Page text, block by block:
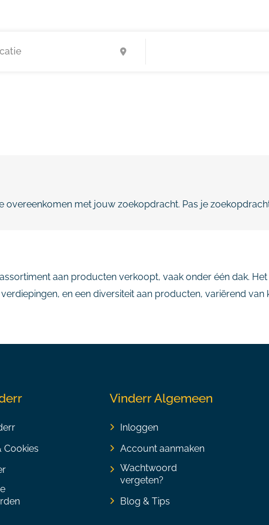
met jouw zoekopdracht. Pas je
aan producten verkoopt, vaak onder één dak.
en een diversiteit aan producten, variërend van
Cookies
Vinderr Algemeen
Inloggen
Account aanmaken
Wachtwoord
vergeten?
Blog & Tips